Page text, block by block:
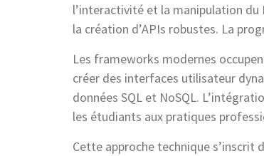
l’interactivité et la manipulation du
la création d’APIs robustes. La
Les frameworks modernes
créer des interfaces utilisateur
données SQL et NoSQL.
les étudiants aux pratiques
Cette approche technique s’inscrit